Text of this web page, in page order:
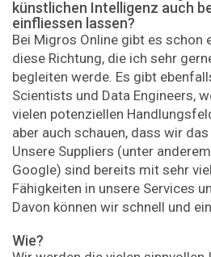
künstlichen Intelligenz auch
einfliessen lassen?
Bei Migros Online gibt es schon
diese Richtung, die ich sehr
begleiten werde. Es gibt
Scientists und Data Engineers,
vielen potenziellen
aber auch schauen, dass wir
Unsere Suppliers (unter
Google) sind bereits mit sehr
Fähigkeiten in unsere Services
Davon können wir schnell und
Wie?